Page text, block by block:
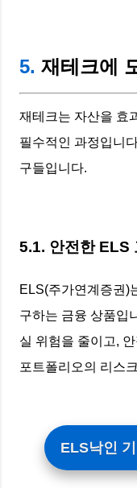
5. 재테크에
재테크는 자산을 효
필수적인 과정입니
구들입니다.
5.1. 안전한 ELS
ELS(주가연계증권)
구하는 금융 상품입
실 위험을 줄이고,
포트폴리오의 리스
ELS낙인